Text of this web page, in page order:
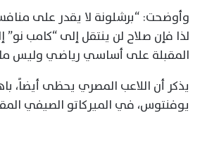
وأوضحت: “برشلونة لا يقدر على
لذا فإن صلاح لن ينتقل إلى “كامب نو”
المقبلة على أساسي رياضي وليس
يذكر أن اللاعب المصري يحظى أيضاً،
يوفنتوس، في الميركاتو الصيفي